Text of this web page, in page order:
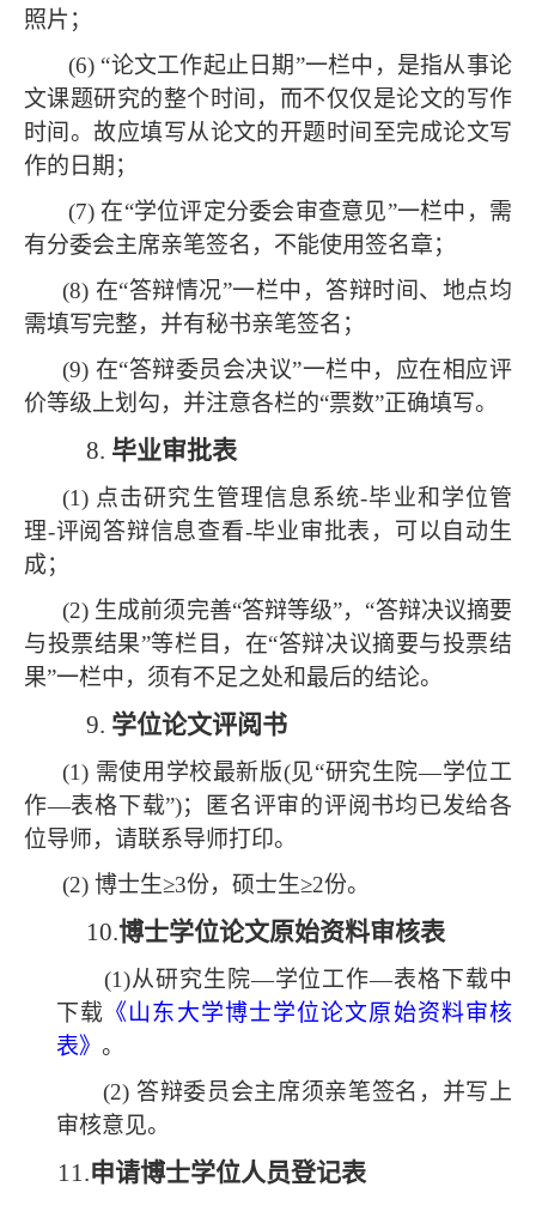
照片；
(6) “论文工作起止日期”一栏中，是指从事论
文课题研究的整个时间，而不仅仅是论文的写作
时间。故应填写从论文的开题时间至完成论文写
作的日期；
(7) 在“学位评定分委会审查意见”一栏中，需
有分委会主席亲笔签名，不能使用签名章；
(8) 在“答辩情况”一栏中，答辩时间、地点均
需填写完整，并有秘书亲笔签名；
(9) 在“答辩委员会决议”一栏中，应在相应评
价等级上划勾，并注意各栏的“票数”正确填写。
8. 毕业审批表
(1) 点击研究生管理信息系统-毕业和学位管
理-评阅答辩信息查看-毕业审批表，可以自动生
成；
(2) 生成前须完善“答辩等级”，“答辩决议摘要
与投票结果”等栏目，在“答辩决议摘要与投票结
果”一栏中，须有不足之处和最后的结论。
9. 学位论文评阅书
(1) 需使用学校最新版(见“研究生院—学位工
作—表格下载”)；匿名评审的评阅书均已发给各
位导师，请联系导师打印。
(2) 博士生≥3份，硕士生≥2份。
10.博士学位论文原始资料审核表
(1)从研究生院—学位工作—表格下载中
下载 《山东大学博士学位论文原始资料审核
表》 。
(2) 答辩委员会主席须亲笔签名，并写上
审核意见。
11.申请博士学位人员登记表